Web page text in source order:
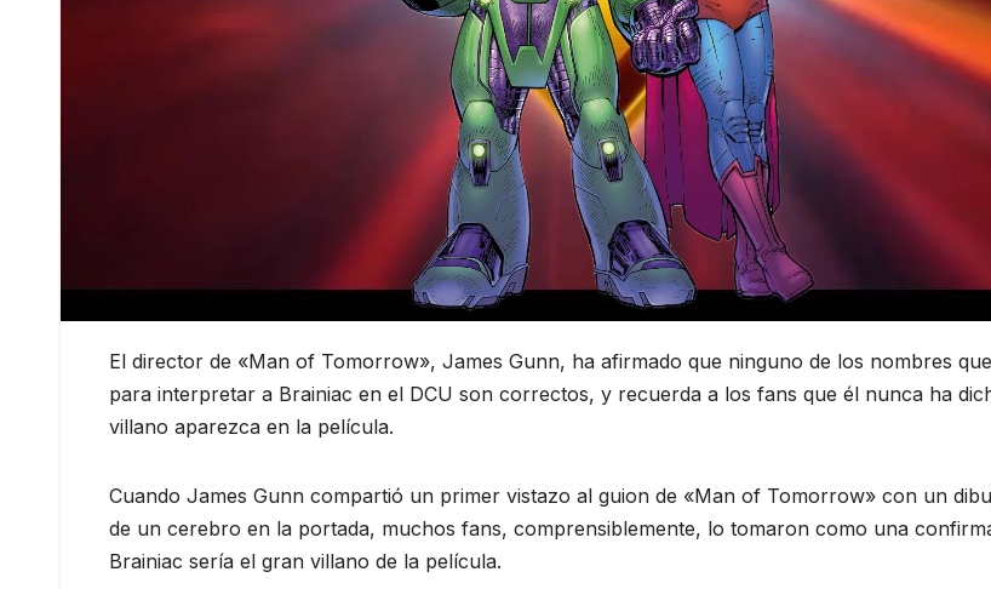
El director de «Man of Tomorrow», James Gunn, ha afirmado que ninguno de los nombres
para interpretar a Brainiac en el DCU son correctos, y recuerda a los fans que él nunca ha
villano aparezca en la película.
Cuando James Gunn compartió un primer vistazo al guion de «Man of Tomorrow» con un
de un cerebro en la portada, muchos fans, comprensiblemente, lo tomaron como una
Brainiac sería el gran villano de la película.